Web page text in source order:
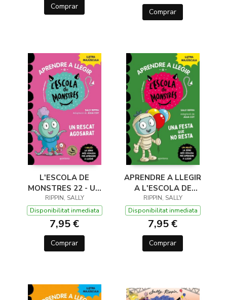
Comprar
Comprar
L'ESCOLA DE
MONSTRES 22 - UN
RESCAT AGOSARAT
RIPPIN, SALLY
Disponibilitat inmediata
7,95 €
Comprar
APRENDRE A LLEGIR
A L'ESCOLA DE
MONSTRES 20 - UNA
FESTA QUE NO
RESTA
RIPPIN, SALLY
Disponibilitat inmediata
7,95 €
Comprar